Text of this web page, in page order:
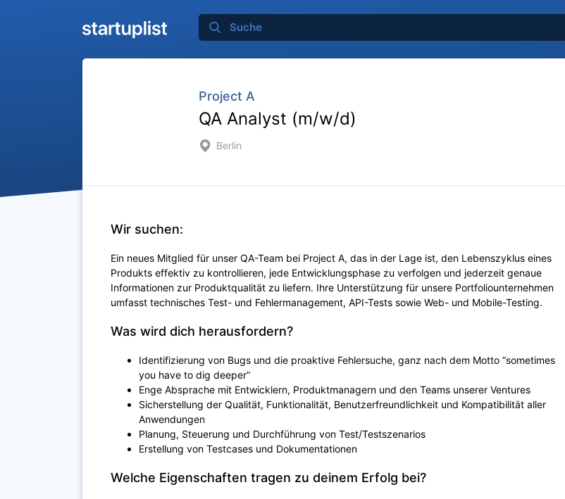
Project A
QA Analyst (m/w/d)
Berlin
Wir suchen:
Ein neues Mitglied für unser QA-Team bei Project A, das in der Lage ist, den Lebenszyklus eines
Produkts effektiv zu kontrollieren, jede Entwicklungsphase zu verfolgen und jederzeit genaue
Informationen zur Produktqualität zu liefern. Ihre Unterstützung für unsere Portfoliounternehmen
umfasst technisches Test- und Fehlermanagement, API-Tests sowie Web- und Mobile-Testing.
Was wird dich herausfordern?
Identifizierung von Bugs und die proaktive Fehlersuche, ganz nach dem Motto “sometimes
you have to dig deeper”
Enge Absprache mit Entwicklern, Produktmanagern und den Teams unserer Ventures
Sicherstellung der Qualität, Funktionalität, Benutzerfreundlichkeit und Kompatibilität aller
Anwendungen
Planung, Steuerung und Durchführung von Test/Testszenarios
Erstellung von Testcases und Dokumentationen
Welche Eigenschaften tragen zu deinem Erfolg bei?